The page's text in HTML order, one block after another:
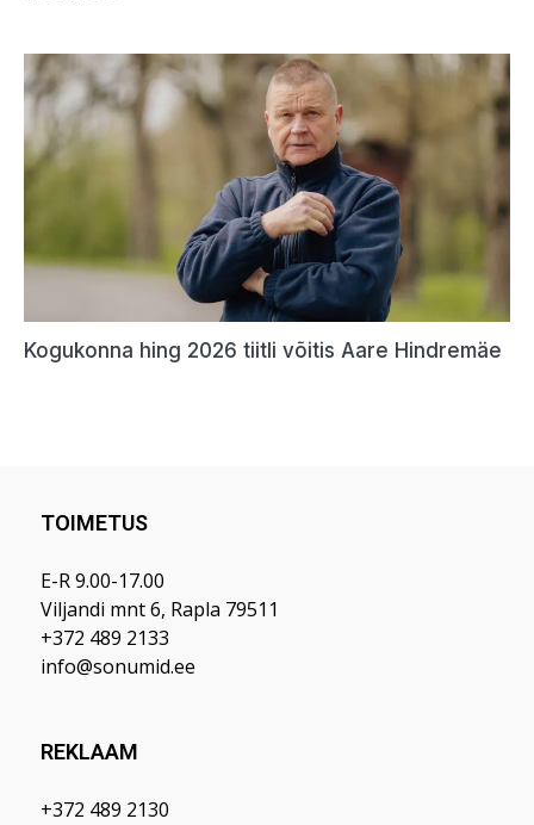
TOIMETUS
E-R 9.00-17.00
Viljandi mnt 6, Rapla 79511
+372 489 2133
info@sonumid.ee
REKLAAM
+372 489 2130